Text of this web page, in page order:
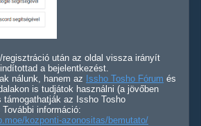
regisztráció után az oldal vissza irányít
a bejelentkezést.
nálunk, hanem az Issho Tosho Fórum és
is tudjátok használni (a jövőben
támogathatják az Issho Tosho
információ:
kozponti-azonositas/bemutato/